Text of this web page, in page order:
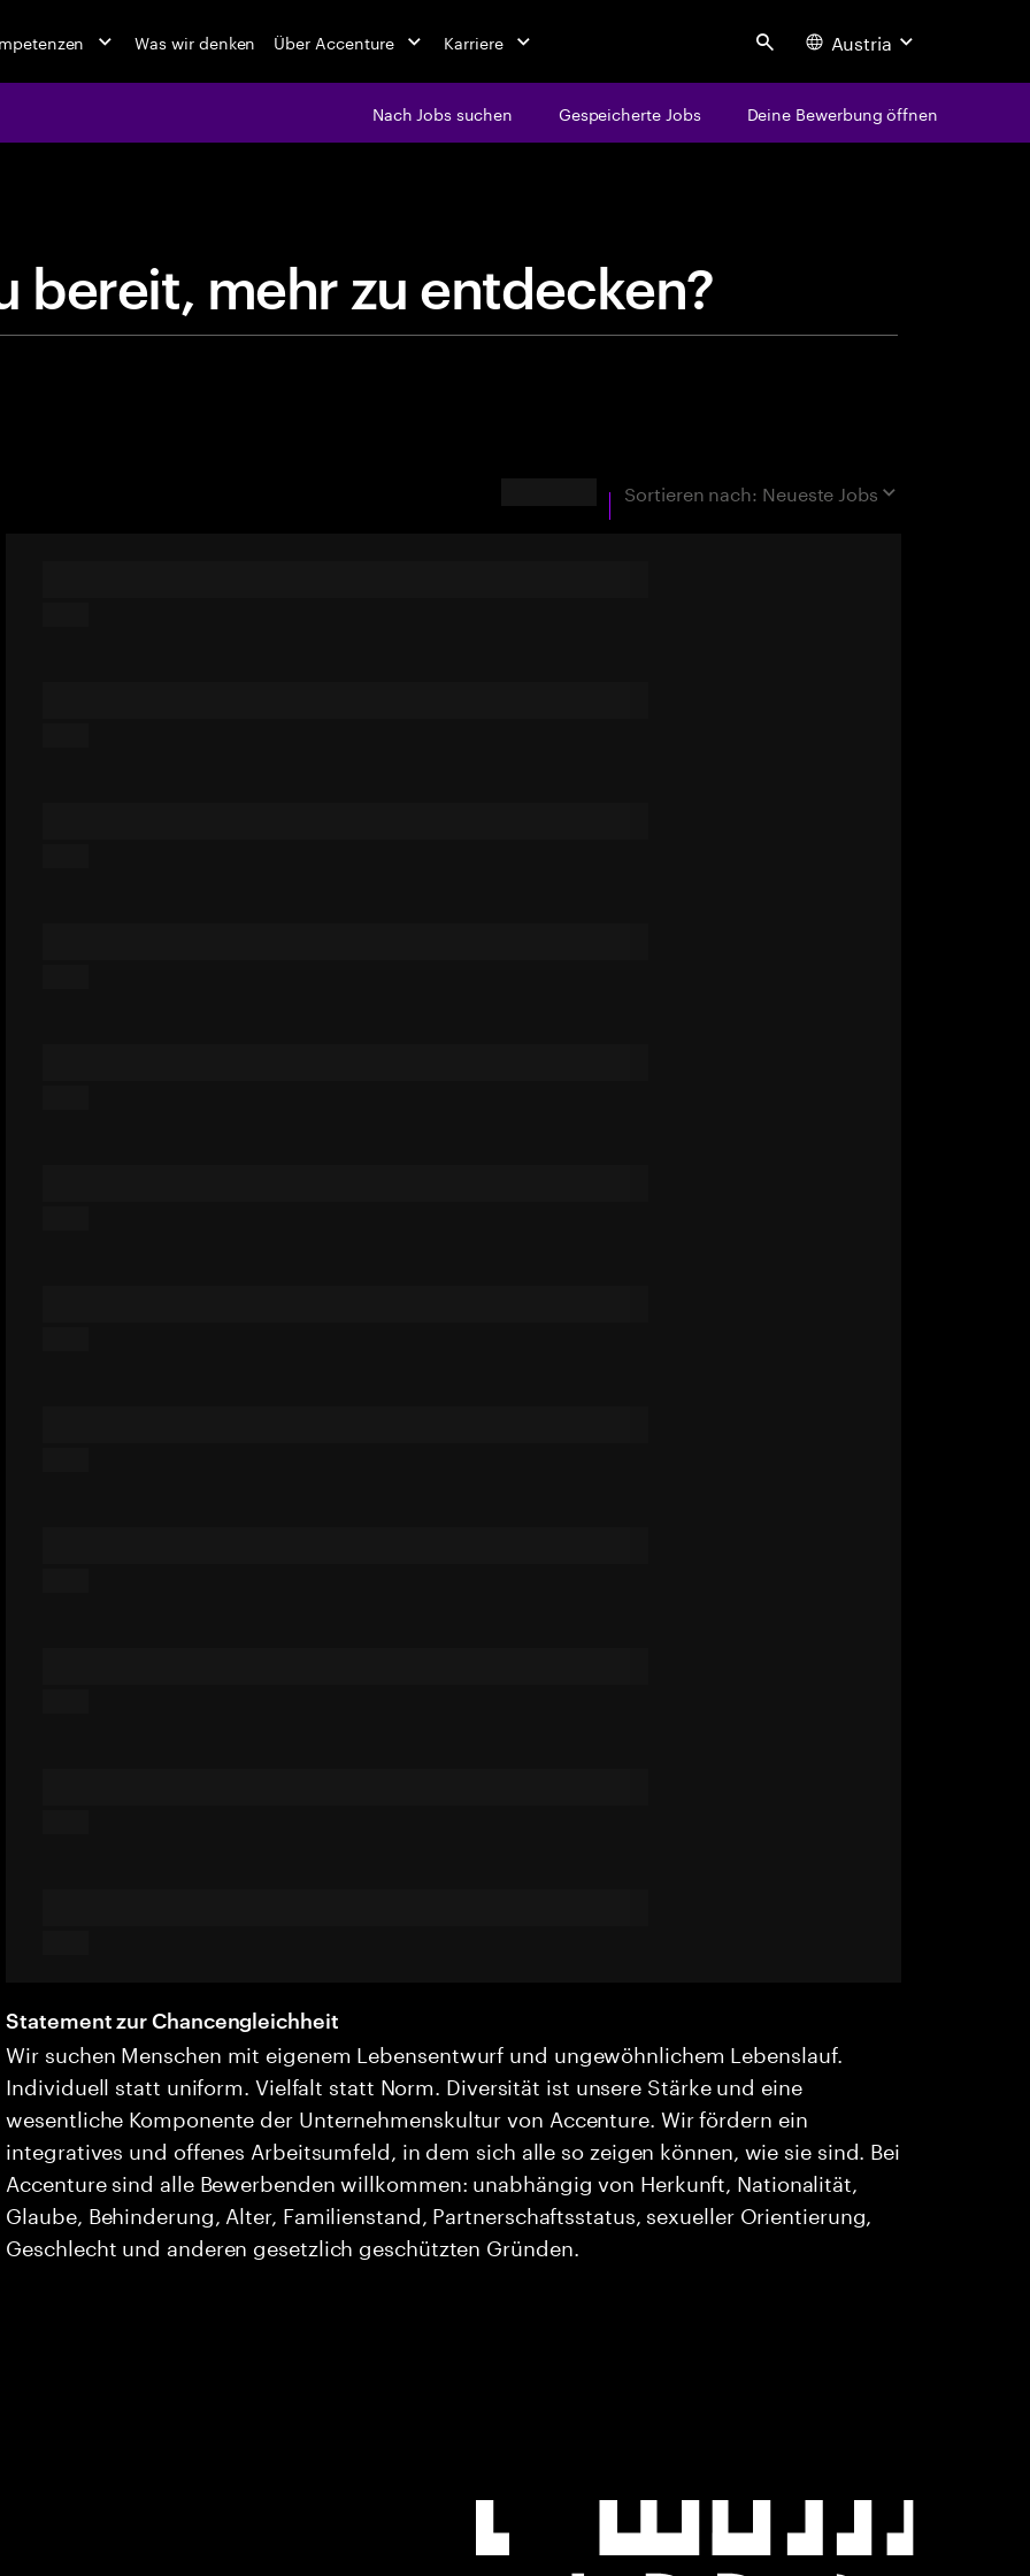
Was wir denken Über Accenture Karriere Search Austria
Nach Jobs suchen Gespeicherte Jobs Deine Bewerbung öffnen
bereit, mehr zu entdecken?
Sortieren nach: Neueste Jobs
Statement zur Chancengleichheit
Wir suchen Menschen mit eigenem Lebensentwurf und ungewöhnlichem Lebenslauf.
Individuell statt uniform. Vielfalt statt Norm. Diversität ist unsere Stärke und eine
wesentliche Komponente der Unternehmenskultur von Accenture. Wir fördern ein
integratives und offenes Arbeitsumfeld, in dem sich alle so zeigen können, wie sie sind. Bei
Accenture sind alle Bewerbenden willkommen: unabhängig von Herkunft, Nationalität,
Glaube, Behinderung, Alter, Familienstand, Partnerschaftsstatus, sexueller Orientierung,
Geschlecht und anderen gesetzlich geschützten Gründen.